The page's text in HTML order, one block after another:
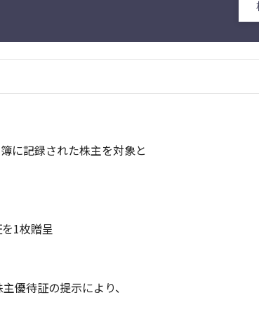
に記録された株主を対象と
1枚贈呈
優待証の提示により、